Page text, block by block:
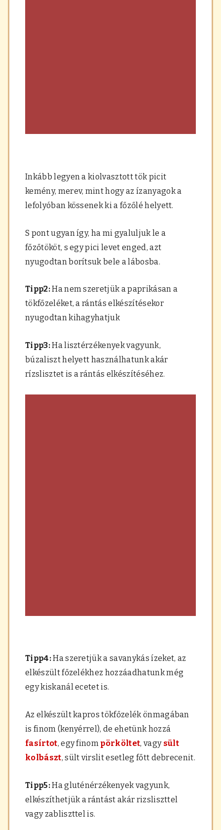
Inkább legyen a kiolvasztott tök picit
kemény, merev, mint hogy az ízanyagok a
lefolyóban kössenek ki a főzőlé helyett.
S pont ugyan így, ha mi gyaluljuk le a
főzőtököt, s egy pici levet enged, azt
nyugodtan borítsuk bele a lábosba.
Tipp2:Ha nem szeretjük a paprikásan a
tökfőzeléket, a rántás elkészítésekor
nyugodtan kihagyhatjuk
Tipp3:Ha lisztérzékenyek vagyunk,
búzaliszt helyett használhatunk akár
rízslisztet is a rántás elkészítéséhez.
Tipp4:Ha szeretjük a savanykás ízeket, az
elkészült főzelékhez hozzáadhatunk még
egy kiskanál ecetet is.
Az elkészült kapros tökfőzelék önmagában
is finom (kenyérrel), de ehetünk hozzá
fasírtot, egy finom pörköltet, vagy sült
kolbászt, sült virslit esetleg főtt debrecenit.
Tipp5:Ha gluténérzékenyek vagyunk,
elkészíthetjük a rántást akár rizsliszttel
vagy zabliszttel is.